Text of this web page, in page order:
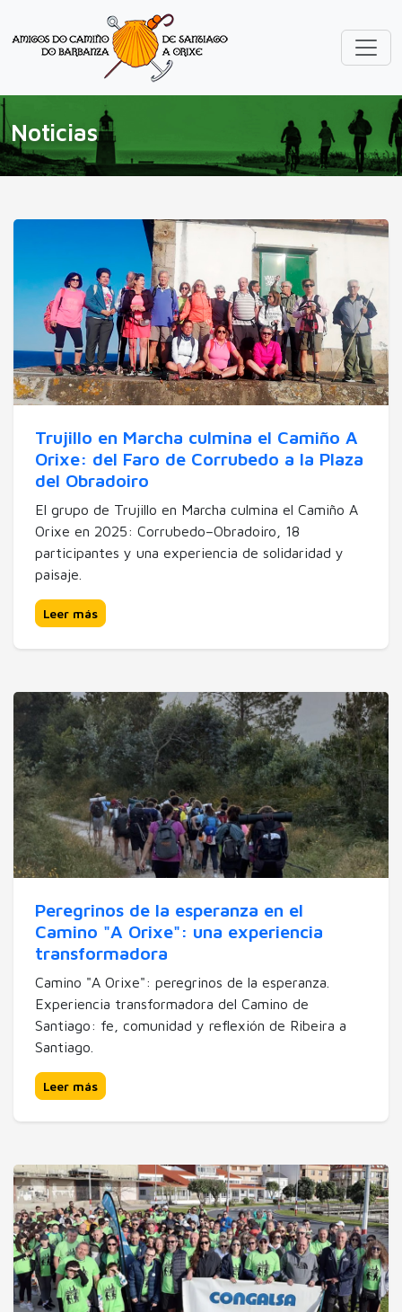
Noticias
Trujillo en Marcha culmina el Camiño A
Orixe: del Faro de Corrubedo a la Plaza
del Obradoiro
El grupo de Trujillo en Marcha culmina el Camiño A
Orixe en 2025: Corrubedo–Obradoiro, 18
participantes y una experiencia de solidaridad y
paisaje.
Leer más
Peregrinos de la esperanza en el
Camino "A Orixe": una experiencia
transformadora
Camino "A Orixe": peregrinos de la esperanza.
Experiencia transformadora del Camino de
Santiago: fe, comunidad y reflexión de Ribeira a
Santiago.
Leer más